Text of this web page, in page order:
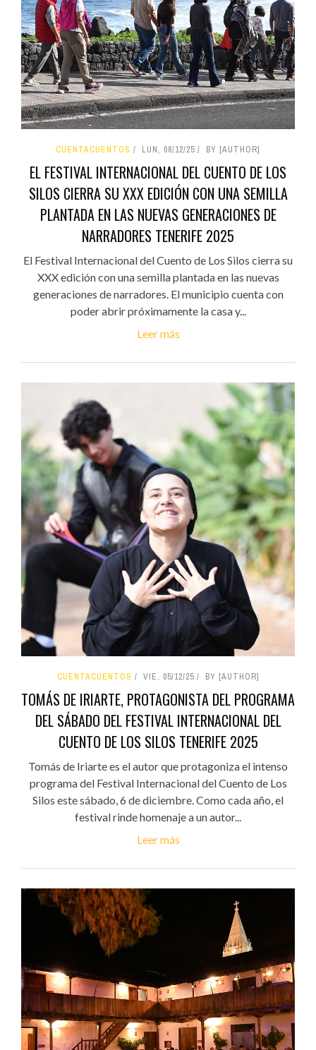
CUENTACUENTOS LUN, 08/12/25 BY [AUTHOR]
EL FESTIVAL INTERNACIONAL DEL CUENTO DE LOS
SILOS CIERRA SU XXX EDICIÓN CON UNA SEMILLA
PLANTADA EN LAS NUEVAS GENERACIONES DE
NARRADORES TENERIFE 2025
El Festival Internacional del Cuento de Los Silos cierra su
XXX edición con una semilla plantada en las nuevas
generaciones de narradores. El municipio cuenta con
poder abrir próximamente la casa y...
Leer más
CUENTACUENTOS VIE, 05/12/25 BY [AUTHOR]
TOMÁS DE IRIARTE, PROTAGONISTA DEL PROGRAMA
DEL SÁBADO DEL FESTIVAL INTERNACIONAL DEL
CUENTO DE LOS SILOS TENERIFE 2025
Tomás de Iriarte es el autor que protagoniza el intenso
programa del Festival Internacional del Cuento de Los
Silos este sábado, 6 de diciembre. Como cada año, el
festival rinde homenaje a un autor...
Leer más